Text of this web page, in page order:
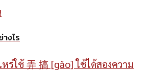
งไร
หร่ใช้ 弄 搞 [gǎo] ใช้ได้สองความ